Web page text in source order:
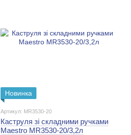
Новинка
Артикул: MR3530-20
Каструля зі складними ручками
Maestro MR3530-20/3,2л